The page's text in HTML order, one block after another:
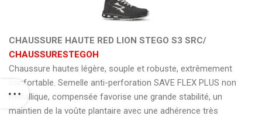
CHAUSSURE HAUTE RED LION STEGO S3 SRC/
CHAUSSURESTEGOH
Chaussure hautes légère, souple et robuste, extrêmement
confortable. Semelle anti-perforation SAVE FLEX PLUS non
métallique, compensée favorise une grande stabilité, un
maintien de la voûte plantaire avec une adhérence très